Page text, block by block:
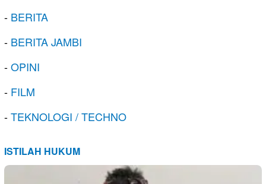
- BERITA
- BERITA JAMBI
-OPINI
- FILM
-TEKNOLOGI / TECHNO
ISTILAH HUKUM